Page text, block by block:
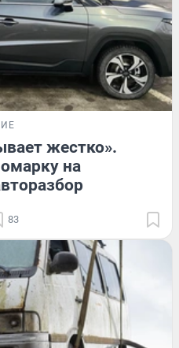
жестко».
на
83